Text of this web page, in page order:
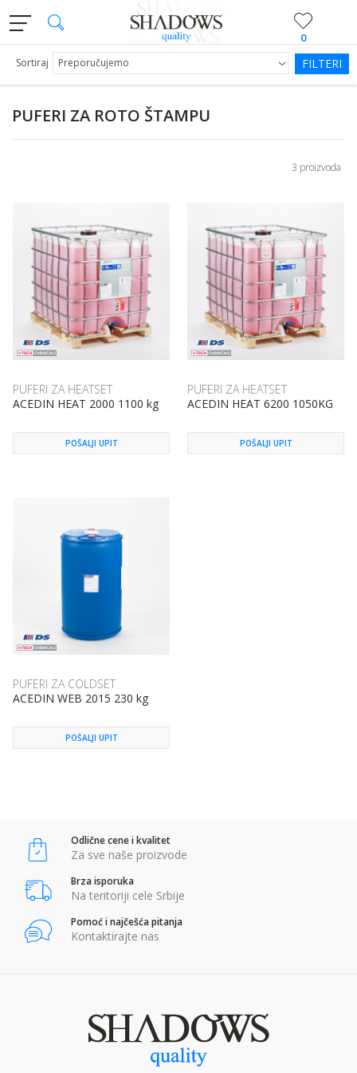
0
PUFERI ZA ROTO ŠTAMPU
Sortiraj FILTERI
3 proizvoda
PUFERI ZA HEATSET
ACEDIN HEAT 2000 1100 kg
POŠALJI UPIT
PUFERI ZA HEATSET
ACEDIN HEAT 6200 1050KG
POŠALJI UPIT
PUFERI ZA COLDSET
ACEDIN WEB 2015 230 kg
POŠALJI UPIT
Odlične cene i kvalitet
Za sve naše proizvode
Brza isporuka
Na teritoriji cele Srbije
Pomoć i najčešća pitanja
Kontaktirajte nas